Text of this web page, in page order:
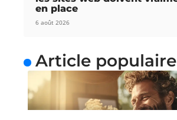
en place
6 août 2026
Article populaire